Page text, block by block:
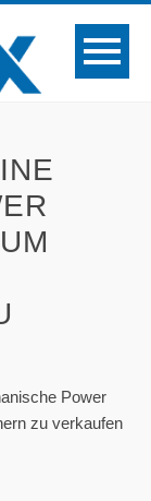
Power
zu verkaufen